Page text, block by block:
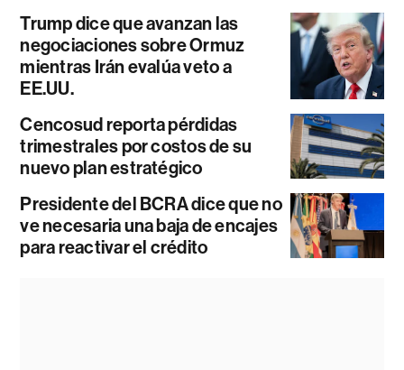
Trump dice que avanzan las
negociaciones sobre Ormuz
mientras Irán evalúa veto a
EE.UU.
Cencosud reporta pérdidas
trimestrales por costos de su
nuevo plan estratégico
Presidente del BCRA dice que no
ve necesaria una baja de encajes
para reactivar el crédito